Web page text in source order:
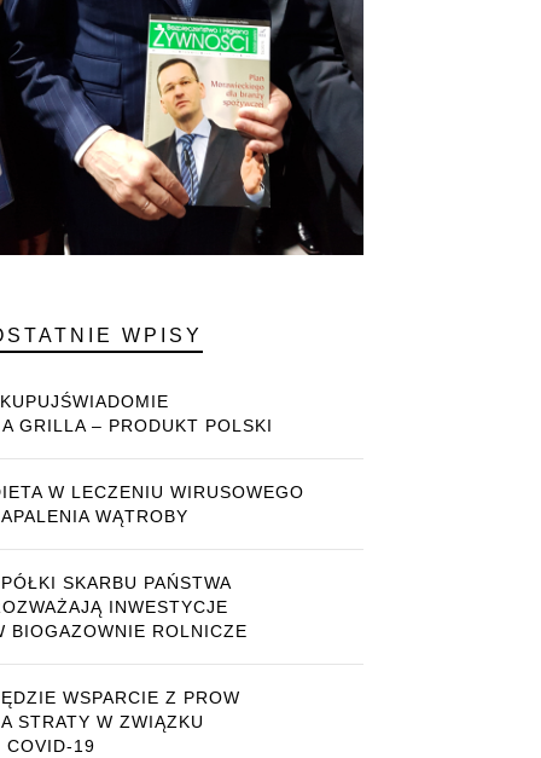
WPISY
GRILLA – PRODUKT POLSKI
W LECZENIU WIRUSOWEGO
WĄTROBY
SKARBU PAŃSTWA
INWESTYCJE
BIOGAZOWNIE ROLNICZE
WSPARCIE Z PROW
STRATY W ZWIĄZKU
COVID-19